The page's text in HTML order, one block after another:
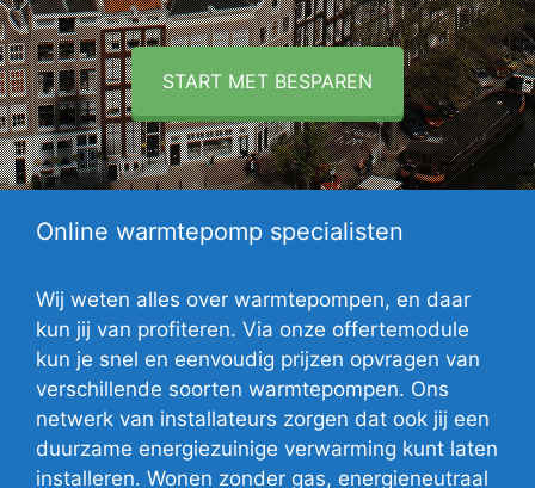
START MET BESPAREN
Online warmtepomp specialisten
Wij weten alles over warmtepompen, en daar
kun jij van profiteren. Via onze offertemodule
kun je snel en eenvoudig prijzen opvragen van
verschillende soorten warmtepompen. Ons
netwerk van installateurs zorgen dat ook jij een
duurzame energiezuinige verwarming kunt laten
installeren. Wonen zonder gas, energieneutraal